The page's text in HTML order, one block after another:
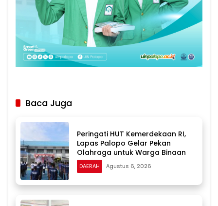
Baca Juga
Peringati HUT Kemerdekaan RI,
Lapas Palopo Gelar Pekan
Olahraga untuk Warga Binaan
DAERAH Agustus 6, 2026